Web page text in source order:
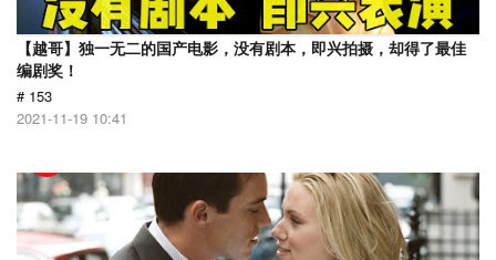
【越哥】独一无二的国产电影，没有剧本，即兴拍摄，却得了最佳
编剧奖！
# 153
2021-11-19 10:41